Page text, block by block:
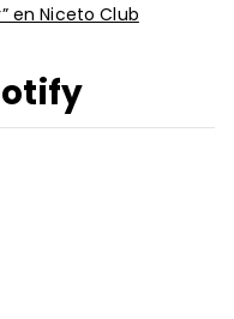
en Niceto Club